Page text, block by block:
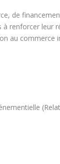
de
renforcer leur
au commerce